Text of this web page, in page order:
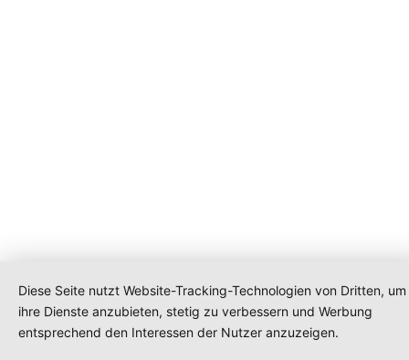
Diese Seite nutzt Website-Tracking-Technologien von Dritten, um
ihre Dienste anzubieten, stetig zu verbessern und Werbung
entsprechend den Interessen der Nutzer anzuzeigen.